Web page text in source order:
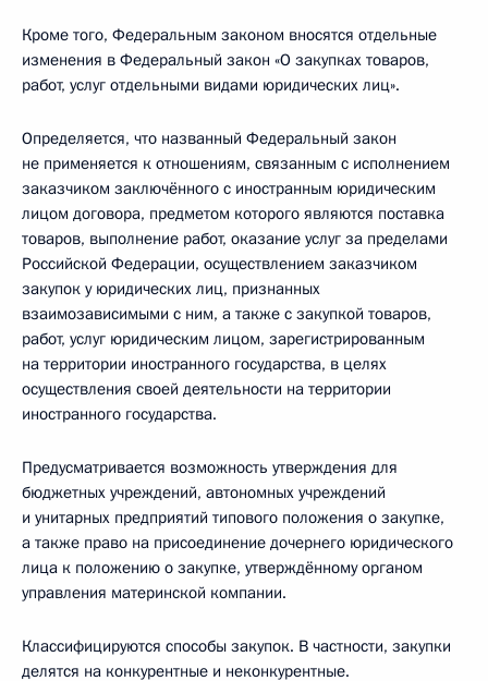
Кроме того, Федеральным законом вносятся отдельные
изменения в Федеральный закон «О закупках товаров,
работ, услуг отдельными видами юридических лиц».
Определяется, что названный Федеральный закон
не применяется к отношениям, связанным с исполнением
заказчиком заключённого с иностранным юридическим
лицом договора, предметом которого являются поставка
товаров, выполнение работ, оказание услуг за пределами
Российской Федерации, осуществлением заказчиком
закупок у юридических лиц, признанных
взаимозависимыми с ним, а также с закупкой товаров,
работ, услуг юридическим лицом, зарегистрированным
на территории иностранного государства, в целях
осуществления своей деятельности на территории
иностранного государства.
Предусматривается возможность утверждения для
бюджетных учреждений, автономных учреждений
и унитарных предприятий типового положения о закупке,
а также право на присоединение дочернего юридического
лица к положению о закупке, утверждённому органом
управления материнской компании.
Классифицируются способы закупок. В частности, закупки
делятся на конкурентные и неконкурентные.